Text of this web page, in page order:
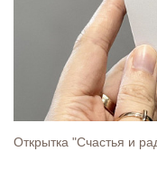
Открытка "Счастья и